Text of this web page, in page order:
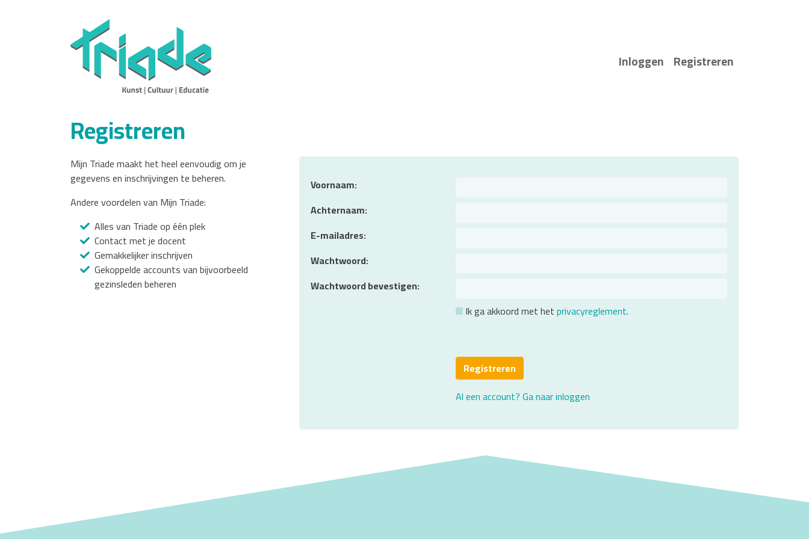
Inloggen Registreren
Registreren
Voornaam
Achternaam
E-mailadres
Wachtwoord
Wachtwoord bevestigen
Ik ga akkoord met hetprivacyreglement.
Al een account? Ga naar inloggen
Mijn Triade maakt het heel eenvoudig om je
gegevens en inschrijvingen te beheren.
Andere voordelen van Mijn Triade:
Alles van Triade op één plek
Contact met je docent
Gemakkelijker inschrijven
Gekoppelde accounts van bijvoorbeeld
gezinsleden beheren